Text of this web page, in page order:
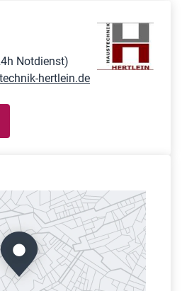
Notdienst)
hertlein.de